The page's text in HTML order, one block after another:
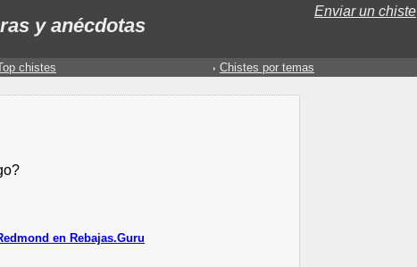
y anécdotas
Enviar un chiste
chistes Chistes por temas
en Rebajas.Guru